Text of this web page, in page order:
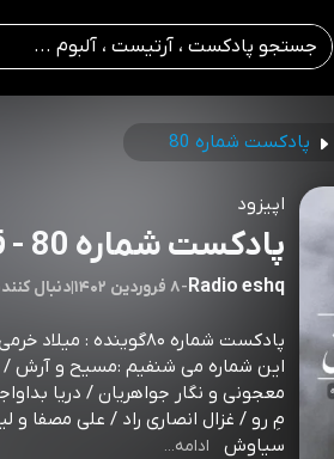
پادکست شماره 80
اپیزود
پادکست شماره 80 - قسمت 58
Radio eshq
-۸ فروردین ۱۴۰۲ |4 : دنبال
⁣پادکست شماره ۸۰⁣گوینده
این شماره می شنفیم :مسیح و
معجونی و نگار جواهریان / دریا
مِ رو / غزال انصاری راد / علی مصفا و
سیاوش
ادامه...